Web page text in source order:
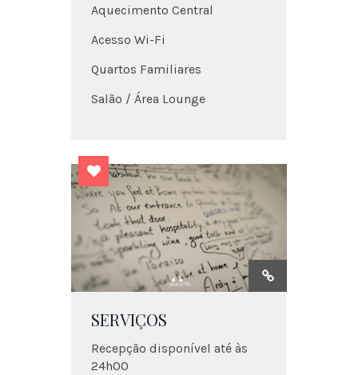
Aquecimento Central
Acesso Wi-Fi
Quartos Familiares
Salão / Área Lounge
SERVIÇOS
Recepção disponível até às
24h00